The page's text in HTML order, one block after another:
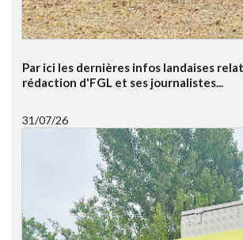
Par ici les dernières infos landaises
rédaction d'FGL et ses journalistes...
31/07/26